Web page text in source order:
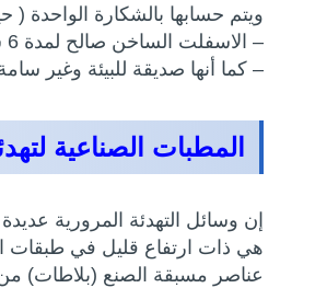
ويتم حسابها بالشكارة الواحدة ( حيث تسع الشكارة الواحدة 25
– الاسفلت الساخن صالح لمدة 6 شهور من تاريخ التصنيع ، حيث يمكن استخدامه وفرده في أي وقت .
– كما أنها صديقة للبيئة وغير
المطبات الصناعية
إن وسائل التهدئة المرورية
هي ذات ارتفاع قليل في طبقات
عناصر مسبقة الصنع (بلاطات)